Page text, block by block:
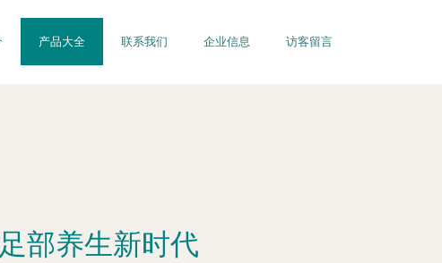
产品大全 联系我们 企业信息 访客留言
部养生新时代